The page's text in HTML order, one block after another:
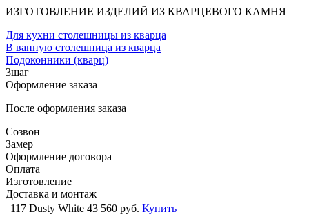
ИЗГОТОВЛЕНИЕ ИЗДЕЛИЙ ИЗ КВАРЦЕВОГО КАМНЯ
Для кухни столешницы из кварца
В ванную столешница из кварца
Подоконники (кварц)
3шаг
Оформление заказа
После оформления заказа
Созвон
Замер
Оформление договора
Оплата
Изготовление
Доставка и монтаж
117 Dusty White 43 560 руб. Купить